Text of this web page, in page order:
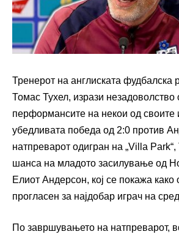
Тренерот на англиската фудбалска
Томас Тухел, изрази незадоволство
перформансите на некои од своите
убедливата победа од 2:0 против
натпреварот одигран на „Villa
шанса на младото засилување од
Елиот Андерсон, кој се покажа
прогласен за најдобар играч на
По завршувањето на натпреварот,